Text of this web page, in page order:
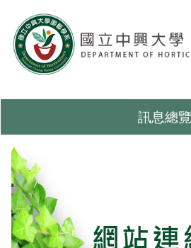
到
主
要
訊息總覽